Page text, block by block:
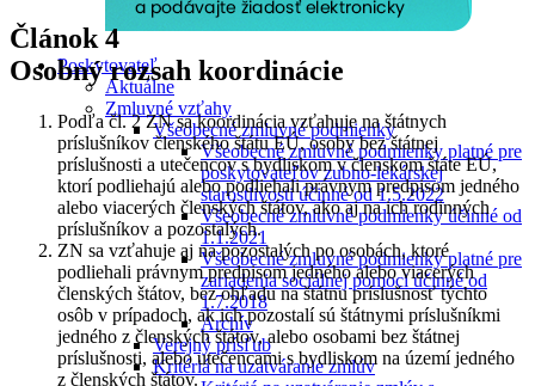
Poskytovateľ
Aktuálne
Zmluvné vzťahy
Všeobecné zmluvné podmienky
Všeobecné zmluvné podmienky platné pre
poskytovateľov zubno-lekárskej
starostlivosti účinné od 1.5.2022
Všeobecné zmluvné podmienky účinné od
1.1.2021
Všeobecné zmluvné podmienky platné pre
zariadenia sociálnej pomoci účinné od
1.7.2018
Archív
Verejný prísľub
Kritériá na uzatváranie zmlúv
Článok 4
Osobný rozsah koordinácie
Podľa čl. 2 ZN sa koordinácia vzťahuje na štátnych
príslušníkov členského štátu EÚ, osoby bez štátnej
príslušnosti a utečencov s bydliskom v členskom štáte EÚ,
ktorí podliehajú alebo podliehali právnym predpisom jedného
alebo viacerých členských štátov, ako aj na ich rodinných
príslušníkov a pozostalých.
ZN sa vzťahuje aj na pozostalých po osobách, ktoré
podliehali právnym predpisom jedného alebo viacerých
členských štátov, bez ohľadu na štátnu príslušnosť týchto
osôb v prípadoch, ak ich pozostalí sú štátnymi príslušníkmi
jedného z členských štátov, alebo osobami bez štátnej
príslušnosti, alebo utečencami s bydliskom na území jedného
z členských štátov.